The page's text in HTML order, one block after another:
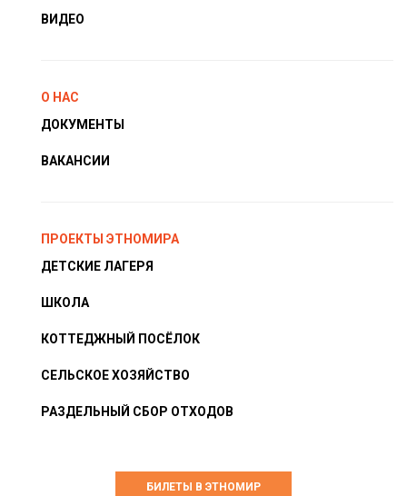
ВИДЕО
О НАС
ДОКУМЕНТЫ
ВАКАНСИИ
ПРОЕКТЫ ЭТНОМИРА
ДЕТСКИЕ ЛАГЕРЯ
ШКОЛА
КОТТЕДЖНЫЙ ПОСЁЛОК
СЕЛЬСКОЕ ХОЗЯЙСТВО
РАЗДЕЛЬНЫЙ СБОР ОТХОДОВ
БИЛЕТЫ В ЭТНОМИР